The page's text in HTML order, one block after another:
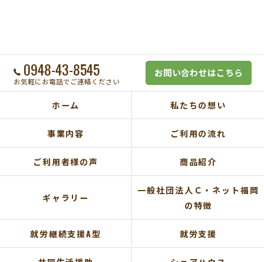
0948-43-8545
お気軽にお電話でご連絡ください
お問い合わせはこちら
ホーム 私たちの想い
事業内容 ご利用の流れ
ご利用者様の声 商品紹介
ギャラリー
一般社団法人Ｃ・ネット福岡
の特徴
就労継続支援A型 就労支援